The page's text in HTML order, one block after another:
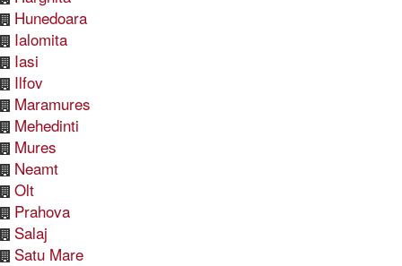
Hunedoara
Ialomita
Iasi
Ilfov
Maramures
Mehedinti
Mures
Neamt
Olt
Prahova
Salaj
Satu Mare